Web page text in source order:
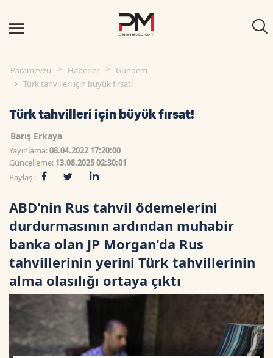
Paramevzu Haberler
Gündem
Türk tahvilleri için büyük fırsat!
Türk tahvilleri için büyük fırsat!
Barış Erkaya
Yayınlama:08.04.2022 17:20:00
Güncelleme: 13.08.2025 02:30:01
Paylaş :
ABD'nin Rus tahvil ödemelerini
durdurmasının ardından muhabir
banka olan JP Morgan'da Rus
tahvillerinin yerini Türk tahvillerinin
alma olasılığı ortaya çıktı